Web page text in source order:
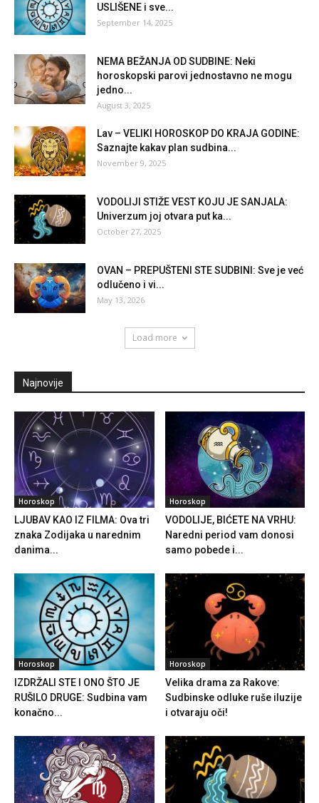
USLIŠENE i sve...
September 14, 2025
NEMA BEŽANJA OD SUDBINE: Neki
horoskopski parovi jednostavno ne mogu
jedno...
August 3, 2025
Lav – VELIKI HOROSKOP DO KRAJA GODINE:
Saznajte kakav plan sudbina...
November 9, 2025
VODOLIJI STIŽE VEST KOJU JE SANJALA:
Univerzum joj otvara put ka...
October 27, 2025
OVAN – PREPUŠTENI STE SUDBINI: Sve je već
odlučeno i vi...
May 13, 2026
Load more
Najnovije
Horoskop
LJUBAV KAO IZ FILMA: Ova tri
znaka Zodijaka u narednim
danima...
Horoskop
VODOLIJE, BIĆETE NA VRHU:
Naredni period vam donosi
samo pobede i...
Horoskop
IZDRŽALI STE I ONO ŠTO JE
RUŠILO DRUGE: Sudbina vam
konačno...
Horoskop
Velika drama za Rakove:
Sudbinske odluke ruše iluzije
i otvaraju oči!